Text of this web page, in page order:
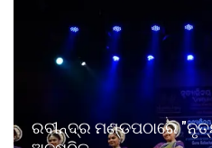
ରବୀନ୍ଦ୍ର ମଣ୍ଡପଠାରେ